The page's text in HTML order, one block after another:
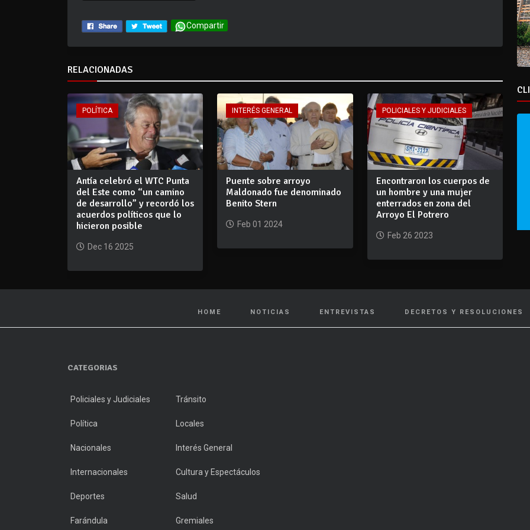
Compartir
RELACIONADAS
POLÍTICA
Antía celebró el WTC Punta
del Este como “un camino
de desarrollo” y recordó los
acuerdos políticos que lo
hicieron posible
Dec 16 2025
INTERÉS GENERAL
Puente sobre arroyo
Maldonado fue denominado
Benito Stern
Feb 01 2024
POLICIALES Y JUDICIALES
Encontraron los cuerpos de
un hombre y una mujer
enterrados en zona del
Arroyo El Potrero
Feb 26 2023
HOME NOTICIAS ENTREVISTAS DECRETOS Y RESOLUCIONES
CATEGORIAS
Policiales y Judiciales Tránsito
Política Locales
Nacionales Interés General
Internacionales Cultura y Espectáculos
Deportes Salud
Farándula Gremiales